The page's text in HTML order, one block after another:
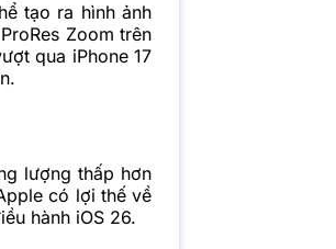
tạo ra hình ảnh
Zoom trên
qua iPhone 17
lượng thấp hơn
có lợi thế về
hành iOS 26.